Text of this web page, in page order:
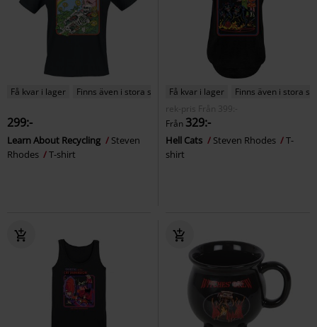
Få kvar i lager Finns även i stora storlekar
299:-
Learn About Recycling
Steven
Rhodes
T-shirt
Få kvar i lager
Finns även i stora
rek-pris
Från
399:-
Från 329:-
Hell Cats Steven Rhodes
T-
shirt